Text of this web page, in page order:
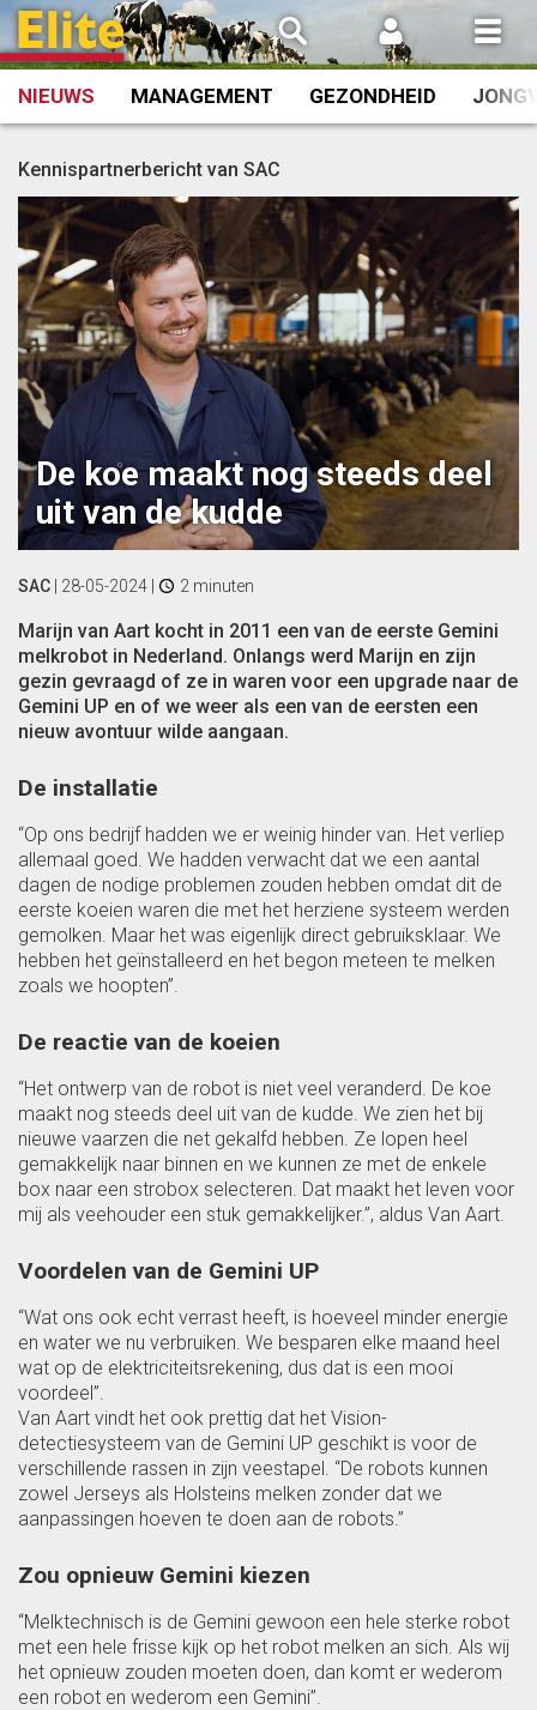
Spring
naar
inhoud
NIEUWS MANAGEMENT GEZONDHEID
Kennispartnerbericht van SAC
De koe maakt nog steeds deel
uit van de kudde
SAC 28-05-2024 2 minuten
Marijn van Aart kocht in 2011 een van de eerste Gemini
melkrobot in Nederland. Onlangs werd Marijn en zijn
gezin gevraagd of ze in waren voor een upgrade naar de
Gemini UP en of we weer als een van de eersten een
nieuw avontuur wilde aangaan.
De installatie
“Op ons bedrijf hadden we er weinig hinder van. Het verliep
allemaal goed. We hadden verwacht dat we een aantal
dagen de nodige problemen zouden hebben omdat dit de
eerste koeien waren die met het herziene systeem werden
gemolken. Maar het was eigenlijk direct gebruiksklaar. We
hebben het geïnstalleerd en het begon meteen te melken
zoals we hoopten”.
De reactie van de koeien
“Het ontwerp van de robot is niet veel veranderd. De koe
maakt nog steeds deel uit van de kudde. We zien het bij
nieuwe vaarzen die net gekalfd hebben. Ze lopen heel
gemakkelijk naar binnen en we kunnen ze met de enkele
box naar een strobox selecteren. Dat maakt het leven voor
mij als veehouder een stuk gemakkelijker.”, aldus Van Aart.
Voordelen van de Gemini UP
“Wat ons ook echt verrast heeft, is hoeveel minder energie
en water we nu verbruiken. We besparen elke maand heel
wat op de elektriciteitsrekening, dus dat is een mooi
voordeel”.
Van Aart vindt het ook prettig dat het Vision-
detectiesysteem van de Gemini UP geschikt is voor de
verschillende rassen in zijn veestapel. “De robots kunnen
zowel Jerseys als Holsteins melken zonder dat we
aanpassingen hoeven te doen aan de robots.”
Zou opnieuw Gemini kiezen
“Melktechnisch is de Gemini gewoon een hele sterke robot
met een hele frisse kijk op het robot melken an sich. Als wij
het opnieuw zouden moeten doen, dan komt er wederom
een robot en wederom een Gemini”.